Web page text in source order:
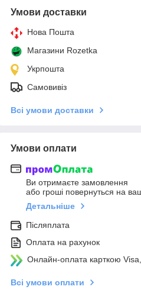
Умови доставки
Нова Пошта
Магазини Rozetka
Укрпошта
Самовивіз
Всі умови доставки
Умови оплати
Ви отримаєте замовлення
або гроші повернуться на
Детальніше
Післяплата
Оплата на рахунок
Онлайн-оплата карткою
Всі умови оплати